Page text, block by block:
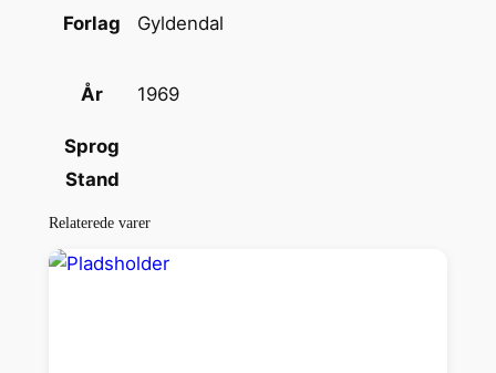
Forlag Gyldendal
År 1969
Sprog
Stand
Relaterede varer